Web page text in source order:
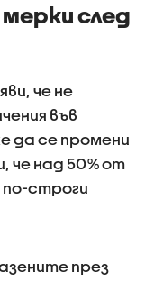
след
че не
във
да се промени
че над 50% от
по-строги
през